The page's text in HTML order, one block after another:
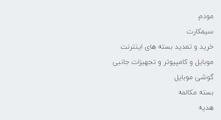
مودم
سیمکارت
خرید و تمدید بسته های اینترنت
موبایل و کامپیوتر و تجهیزات جانبی
گوشی موبایل
بسته مکالمه
هدیه